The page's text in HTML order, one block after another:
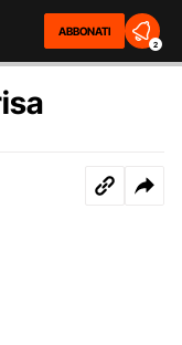
ABBONATI
2